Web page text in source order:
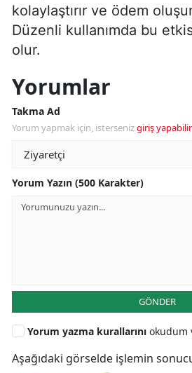
kolaylaştırır ve ödem
Düzenli kullanımda bu
olur.
Yorumlar
Takma Ad
Yorum yapmak için, istersenizgiriş yapabilir
Yorum Yazın (500 Karakter)
GÖNDER
Yorum yazma kurallarını okudum
Aşağıdaki görselde işlemin